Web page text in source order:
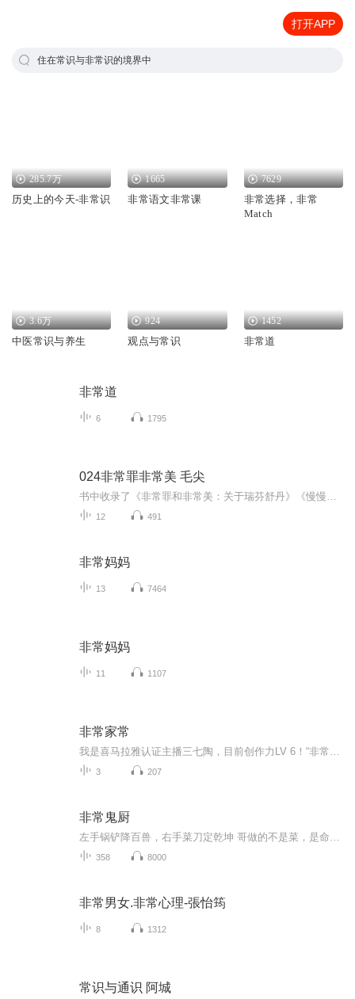
打开APP
住在常识与非常识的境界中
285.7万
历史上的今天-非常识
1665
非常语文非常课
7629
非常选择，非常
Match
3.6万
中医常识与养生
924
观点与常识
1452
非常道
非常道
6 1795
024非常罪非常美 毛尖
12 491
非常妈妈
13 7464
非常妈妈
11 1107
非常家常
3 207
非常鬼厨
358 8000
非常男女.非常心理-張怡筠
8 1312
常识与通识 阿城